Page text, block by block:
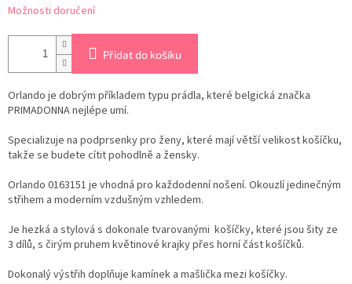
Možnosti doručení
Přidat do košíku
Orlando je dobrým příkladem typu prádla, které belgická značka
PRIMADONNA nejlépe umí.
Specializuje na podprsenky pro ženy, které mají větší velikost košíčku,
takže se budete cítit pohodlně a žensky.
Orlando 0163151 je vhodná pro každodenní nošení. Okouzlí jedinečným
střihem a moderním vzdušným vzhledem.
Je hezká a stylová s dokonale tvarovanými košíčky, které jsou šity ze
3 dílů, s čirým pruhem květinové krajky přes horní část košíčků.
Dokonalý výstřih doplňuje kamínek a mašlička mezi košíčky.